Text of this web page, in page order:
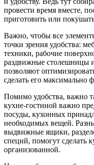
провести время вместе,
приготовить или
Важно, чтобы все
точки зрения удобства:
техники, рабочие
раздвижные столешницы
позволяют
сделать его максимально
Помимо удобства, важно
кухне-гостиной важно
посуды, кухонных
необходимых вещей.
выдвижные ящики,
специй, помогут сделать
организованной.